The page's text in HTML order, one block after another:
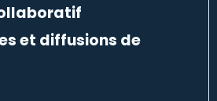
et diffusions de